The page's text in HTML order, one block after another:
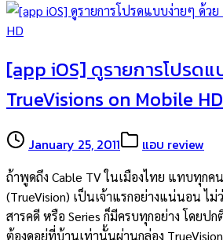
[app iOS] ดูรายการโปรด
TrueVisions on Mobile HD
January 25, 2011 แอบ review
ถ้าพูดถึง Cable TV ในเมืองไทย แทบทุกค
(TrueVision) เป็นเจ้าแรกอย่างแน่นอน ไ
สารคดี หรือ Series ก็มีครบทุกอย่าง โดยป
ต้องดูอยู่ที่บ้านเท่านั้นผ่านกล่อง